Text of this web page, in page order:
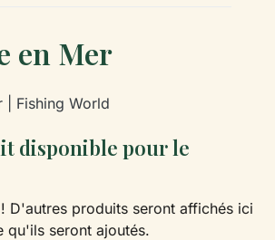
en Mer
| Fishing World
disponible pour le
D'autres produits seront affichés ici
qu'ils seront ajoutés.